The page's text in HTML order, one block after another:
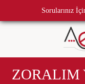
Sorularınız
ZORALIM